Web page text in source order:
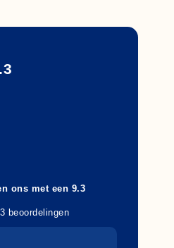
ons met een 9.3
beoordelingen